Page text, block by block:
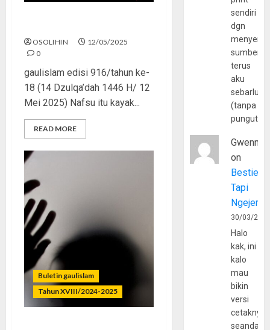
OSOLIHIN
12/05/2025
0
gaulislam edisi 916/tahun ke-
18 (14 Dzulqa’dah 1446 H/ 12
Mei 2025) Nafsu itu kayak...
READ MORE
Buletin gaulislam
Tahun XVIII/2024-2025
sendiri
dgn
sumber
terus
aku
(tanpa
Gwenny
on
Bestie
Tapi
30/03/
Halo
kak, ini
kalo
mau
bikin
versi
cetaknya